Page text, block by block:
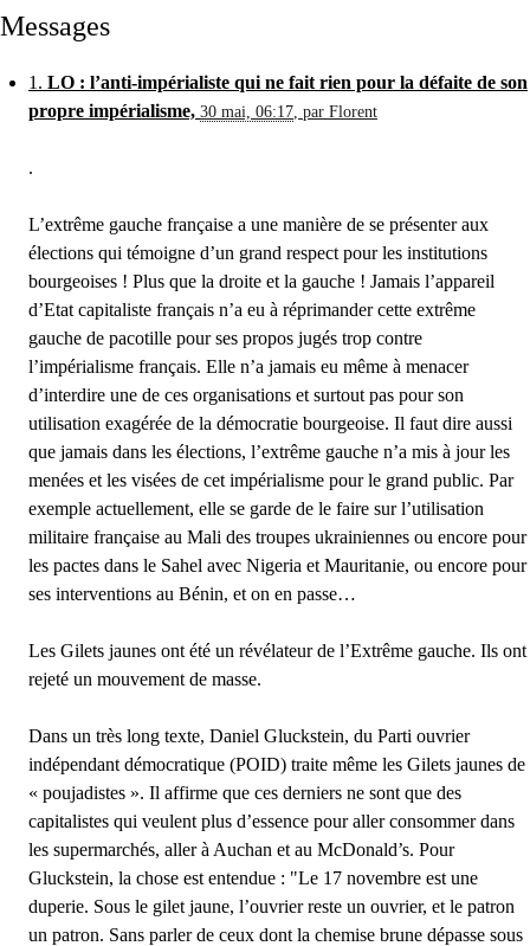
Messages
1. LO : l’anti-impérialiste qui ne fait rien pour la défaite de son
propre impérialisme, 30 mai, 06:17 par Florent
.
L’extrême gauche française a une manière de se présenter aux
élections qui témoigne d’un grand respect pour les institutions
bourgeoises ! Plus que la droite et la gauche ! Jamais l’appareil
d’Etat capitaliste français n’a eu à réprimander cette extrême
gauche de pacotille pour ses propos jugés trop contre
l’impérialisme français. Elle n’a jamais eu même à menacer
d’interdire une de ces organisations et surtout pas pour son
utilisation exagérée de la démocratie bourgeoise. Il faut dire aussi
que jamais dans les élections, l’extrême gauche n’a mis à jour les
menées et les visées de cet impérialisme pour le grand public. Par
exemple actuellement, elle se garde de le faire sur l’utilisation
militaire française au Mali des troupes ukrainiennes ou encore pour
les pactes dans le Sahel avec Nigeria et Mauritanie, ou encore pour
ses interventions au Bénin, et on en passe…
Les Gilets jaunes ont été un révélateur de l’Extrême gauche. Ils ont
rejeté un mouvement de masse.
Dans un très long texte, Daniel Gluckstein, du Parti ouvrier
indépendant démocratique (POID) traite même les Gilets jaunes de
« poujadistes ». Il affirme que ces derniers ne sont que des
capitalistes qui veulent plus d’essence pour aller consommer dans
les supermarchés, aller à Auchan et au McDonald’s. Pour
Gluckstein, la chose est entendue : "Le 17 novembre est une
duperie. Sous le gilet jaune, l’ouvrier reste un ouvrier, et le patron
un patron. Sans parler de ceux dont la chemise brune dépasse sous